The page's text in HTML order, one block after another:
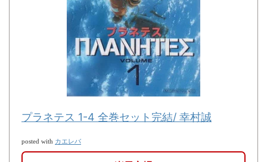
プラネテス 1-4 全巻セット完結/ 幸村誠
posted with カエレバ